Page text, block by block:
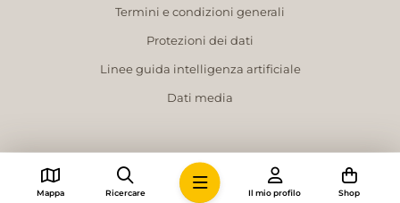
Termini e condizioni generali
Protezioni dei dati
Linee guida intelligenza artificiale
Dati media
Mappa Ricercare Il mio profilo Shop